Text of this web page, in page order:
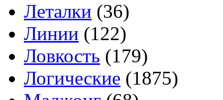
Леталки (36)
Линии (122)
Ловкость (179)
Логические (1875)